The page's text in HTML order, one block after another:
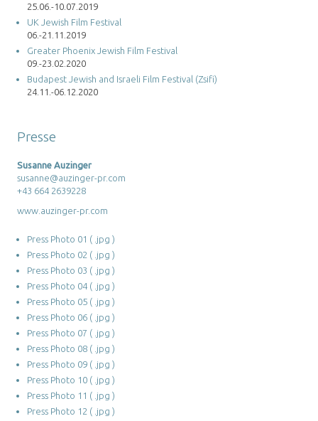
25.06.-10.07.2019
UK Jewish Film Festival
06.-21.11.2019
Greater Phoenix Jewish Film Festival
09.-23.02.2020
Budapest Jewish and Israeli Film Festival (Zsifi)
24.11.-06.12.2020
Presse
Susanne Auzinger
susanne@auzinger-pr.com
+43 664 2639228
www.auzinger-pr.com
Press Photo 01 ( .jpg )
Press Photo 02 ( .jpg )
Press Photo 03 ( .jpg )
Press Photo 04 ( .jpg )
Press Photo 05 ( .jpg )
Press Photo 06 ( .jpg )
Press Photo 07 ( .jpg )
Press Photo 08 ( .jpg )
Press Photo 09 ( .jpg )
Press Photo 10 ( .jpg )
Press Photo 11 ( .jpg )
Press Photo 12 ( .jpg )